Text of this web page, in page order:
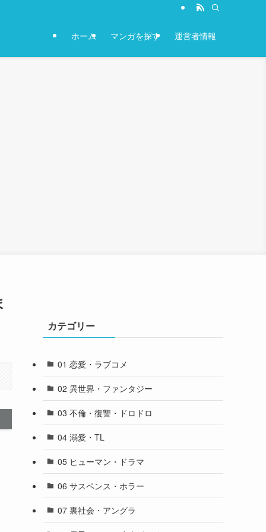
ホーム マンガを探す 運営者情報
カテゴリー
01 恋愛・ラブコメ
02 異世界・ファンタジー
03 不倫・復讐・ドロドロ
04 溺愛・TL
05 ヒューマン・ドラマ
06 サスペンス・ホラー
07 裏社会・アングラ